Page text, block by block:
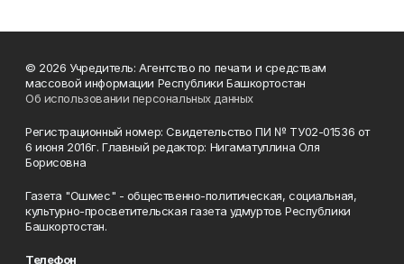
© 2026 Учредитель: Агентство по печати и средствам
массовой информации Республики Башкортостан
Об использовании персональных данных
Регистрационный номер: Свидетельство ПИ № ТУ02-01536 от
6 июня 2016г. Главный редактор: Нигаматуллина Оля
Борисовна
Газета "Ошмес" - общественно-политическая, социальная,
культурно-просветительская газета удмуртов Республики
Башкортостан.
Телефон